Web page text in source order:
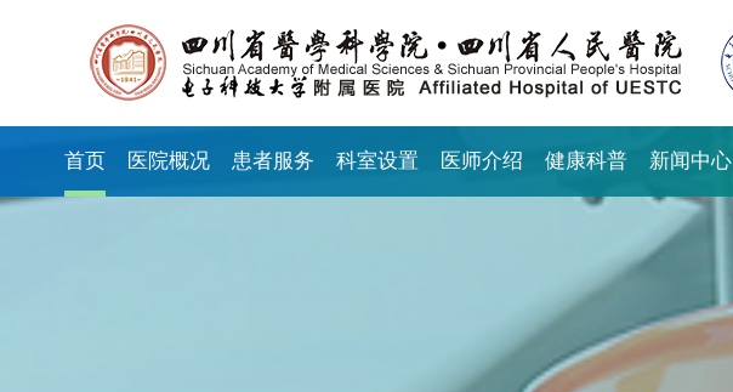
首页 医院概况 患者服务 科室设置 医师介绍 健康科普 新闻中心